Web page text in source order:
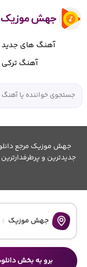
آهنگ های جدید
آهنگ ترکی
جهش موزیک مرجع
جدیدترین و
جهش موزیک
برو به بخش